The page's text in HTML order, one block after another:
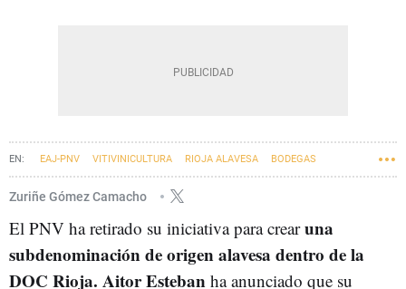
EAJ-PNV VITIVINICULTURA RIOJA ALAVESA BODEGAS
Zuriñe Gómez Camacho
El PNV ha retirado su iniciativa para crearuna
subdenominación de origen alavesa dentro de la
DOC Rioja. Aitor Esteban ha anunciado que su